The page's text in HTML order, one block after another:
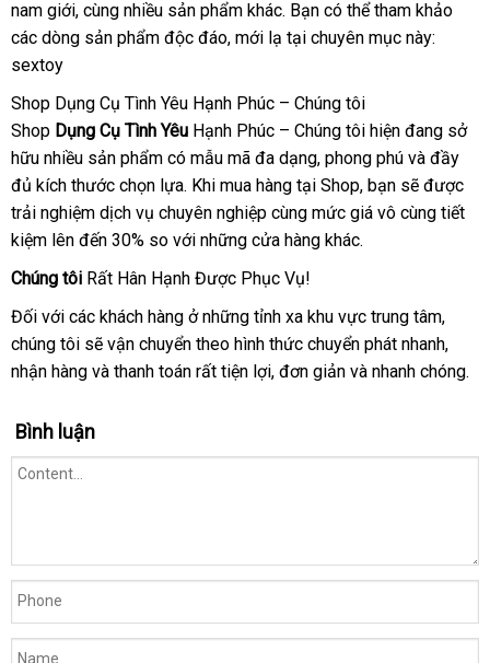
nam giớikho
hàng
, cùng nhiều sản phẩm kháconline
. Bạn tự
động
có thể tham khảo
các dòng sản phẩm độc đáotốt
, mới lạ tại chuyên mục này:
sextoy
Shop Dụng Cụ Tình Yêu Hạnh Phúc – Chúng tôi
Shop Dụng Cụ Tình Yêu Hạnh Phúc – Chúng tôi hiện đang sở
hữu nhiều sản phẩm có mẫu mã đa dạngmới
nhất
, phong phú bỏ
sỉ
và đầy
đủ kích thước chọn lựaHàn
Quốc
. qua
app
Khi mua hàng tại Shopđịa
chỉ
, bạn lấy
hàng
sẽ lắp
đặt
được
trải nghiệm dịch vụ chuyên nghiệp cùng mức giá vô cùng tiết
kiệm Nhật
Bản
lên đến 30% so hàng
Hiệu
với đăng
ký
những cửa hàng khác.
Chúng tôi Rất Hân Hạnh Được Phục Vụ!
Đối báo
giá
với bền
các khách hàng ởgần
nhất
những tỉnh xa khu vực trung tâmtrung
tâm
,
chúng tôi ở
đâu
tín
sẽ vận chuyển theo hình thức chuyển phát nhanhtheo
yêu
,
nhận hàng kho
và thanh toán vệ
rất tiện lợimới
, đơn giản ở
và nhanh chóng.
Bình luận